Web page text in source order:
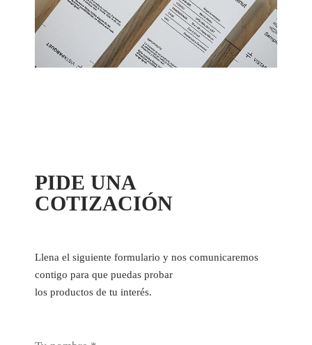
PIDE UNA
COTIZACIÓN
Llena el siguiente formulario y nos comunicaremos
contigo para que puedas probar
los productos de tu interés.